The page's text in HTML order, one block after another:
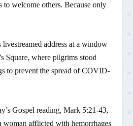
to welcome others. Because only
livestreamed address at a window
Square, where pilgrims stood
to prevent the spread of COVID-
Gospel reading, Mark 5:21-43,
woman afflicted with hemorrhages